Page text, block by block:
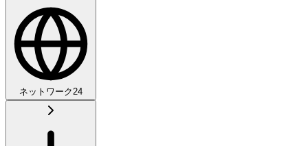
ネットワーク24